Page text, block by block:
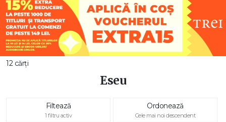
12 cărți
Eseu
Filtează
1 filtru activ
Ordonează
Cele mai noi descendent